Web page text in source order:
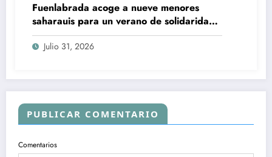
Fuenlabrada acoge a nueve menores
saharauis para un verano de solidaridad
y salud
Julio 31, 2026
PUBLICAR COMENTARIO
Comentarios